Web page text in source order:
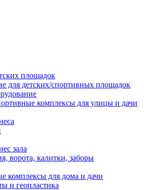
площадок
для детских/спортивных площадок
комплексы для улицы и дачи
зала
ворота, калитки, заборы
комплексы для дома и дачи
и геопластика